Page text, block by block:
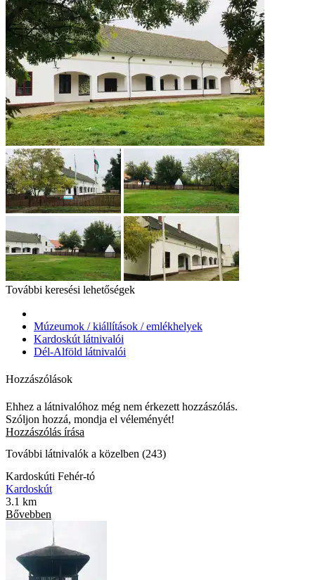
További keresési lehetőségek
Múzeumok / kiállítások / emlékhelyek
Kardoskút látnivalói
Dél-Alföld látnivalói
Hozzászólások
Ehhez a látnivalóhoz még nem érkezett hozzászólás.
Szóljon hozzá, mondja el véleményét!
Hozzászólás írása
További látnivalók a közelben (243)
Kardoskúti Fehér-tó
Kardoskút
3.1 km
Bővebben